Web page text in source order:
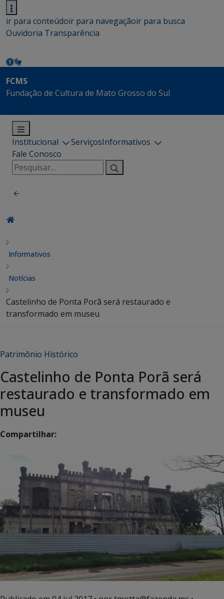
ir para conteúdoir para navegaçãoir para busca
Ouvidoria Transparência
FCMS
Fundação de Cultura de Mato Grosso do Sul
Institucional ServiçosInformativos
Fale Conosco
Pesquisar
por:
Informativos
Notícias
Castelinho de Ponta Porã será restaurado e
transformado em museu
Patrimônio Histórico
Castelinho de Ponta Porã será
restaurado e transformado em
museu
Compartilhar: